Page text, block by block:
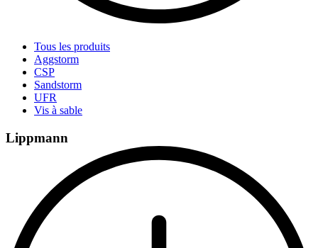
Tous les produits
Aggstorm
CSP
Sandstorm
UFR
Vis à sable
Lippmann